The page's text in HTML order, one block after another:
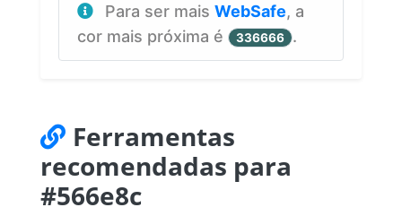
Para ser mais WebSafe, a
cor mais próxima é
336666 .
Ferramentas
recomendadas para
#566e8c